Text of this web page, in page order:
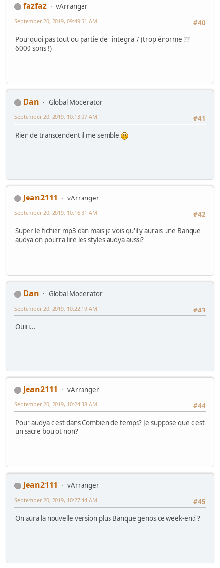
fazfaz
vArranger
#40
September 20, 2019, 09:49:51 AM
Pourquoi pas tout ou partie de l integra 7 (trop énorme ??
6000 sons !)
Dan
Global Moderator
#41
September 20, 2019, 10:13:07 AM
Rien de transcendent il me semble
Jean2111
vArranger
#42
September 20, 2019, 10:16:31 AM
Super le fichier mp3 dan mais je vois qu'il y aurais une Banque
audya on pourra lire les styles audya aussi?
Dan
Global Moderator
#43
September 20, 2019, 10:22:19 AM
Ouiiii...
Jean2111
vArranger
#44
September 20, 2019, 10:24:38 AM
Pour audya c est dans Combien de temps? Je suppose que c est
un sacre boulot non?
Jean2111
vArranger
#45
September 20, 2019, 10:27:44 AM
On aura la nouvelle version plus Banque genos ce week-end ?